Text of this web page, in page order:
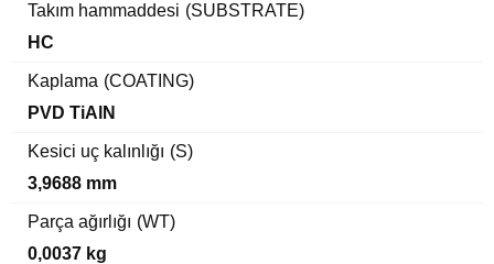
Takım hammaddesi (SUBSTRATE)
HC
Kaplama (COATING)
PVD TiAlN
Kesici uç kalınlığı (S)
3,9688 mm
Parça ağırlığı (WT)
0,0037 kg